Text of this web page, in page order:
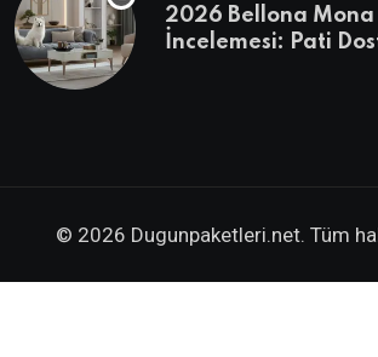
2026 Bellona Mona
İncelemesi: Pati
© 2026 Dugunpaketleri.net. Tüm